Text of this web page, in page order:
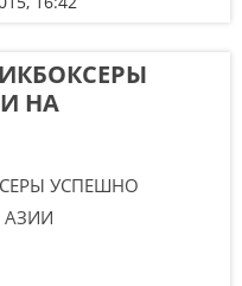
НА